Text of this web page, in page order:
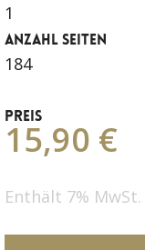
1
ANZAHL SEITEN
184
PREIS
15,90 €
Enthält 7% MwSt.